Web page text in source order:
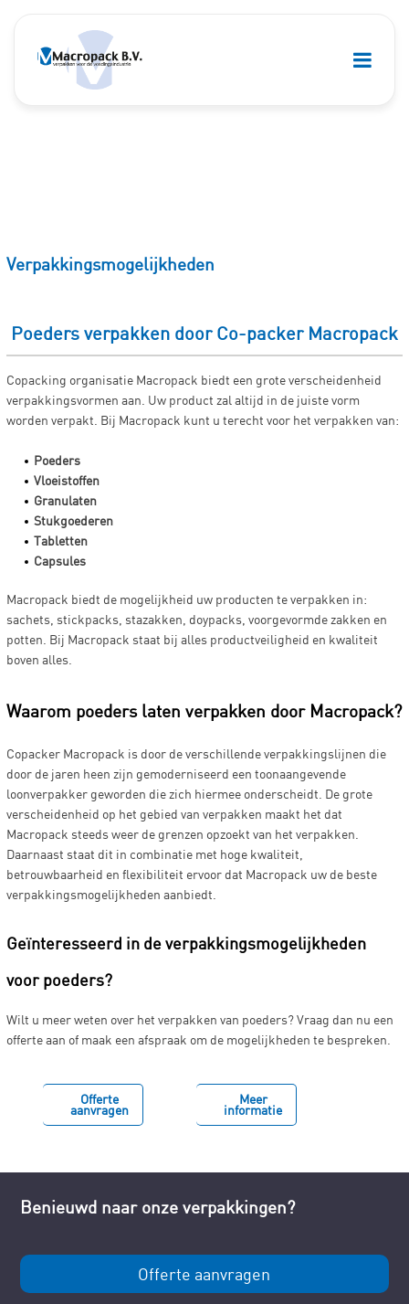
Verpakkingsmogelijkheden
Poeders verpakken door Co-packer Macropack
Copacking organisatie Macropack biedt een grote verscheidenheid
verpakkingsvormen aan. Uw product zal altijd in de juiste vorm
worden verpakt. Bij Macropack kunt u terecht voor het verpakken van:
Poeders
Vloeistoffen
Granulaten
Stukgoederen
Tabletten
Capsules
Macropack biedt de mogelijkheid uw producten te verpakken in:
sachets, stickpacks, stazakken, doypacks, voorgevormde zakken en
potten. Bij Macropack staat bij alles productveiligheid en kwaliteit
boven alles.
Waarom poeders laten verpakken door Macropack?
Copacker Macropack is door de verschillende verpakkingslijnen die
door de jaren heen zijn gemoderniseerd een toonaangevende
loonverpakker geworden die zich hiermee onderscheidt. De grote
verscheidenheid op het gebied van verpakken maakt het dat
Macropack steeds weer de grenzen opzoekt van het verpakken.
Daarnaast staat dit in combinatie met hoge kwaliteit,
betrouwbaarheid en flexibiliteit ervoor dat Macropack uw de beste
verpakkingsmogelijkheden aanbiedt.
Geïnteresseerd in de verpakkingsmogelijkheden
voor poeders?
Wilt u meer weten over het verpakken van poeders? Vraag dan nu een
offerte aan of maak een afspraak om de mogelijkheden te bespreken.
Offerte
aanvragen
Meer
informatie
Benieuwd naar onze verpakkingen?
Offerte aanvragen